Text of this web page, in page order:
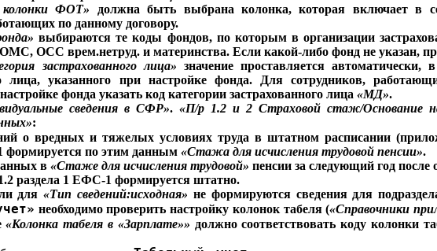
ФОТ» должна быть выбрана колонка, которая включает в
по данному договору.
выбираются те коды фондов, по которым в организации
ОСС врем.нетруд. и материнства. Если какой-либо фонд не указан,
застрахованного лица» значение проставляется автоматически,
лица, указанного при настройке фонда. Для сотрудников,
фонда указать код категории застрахованного лица «МД».
сведения в СФР». «П/р 1.2 и 2 Страховой стаж/Основание
:
о вредных и тяжелых условиях труда в штатном расписании
формируется по этим данным «Стажа для исчисления трудовой пенсии».
в «Стаже для исчисления трудовой» пенсии за следующий год после
раздела 1 ЕФС-1 формируется штатно.
для«Тип сведений:исходная» не формируются сведения для
необходимо проверить настройку колонок табеля («Справочники
«Колонка табеля в «Зарплате»» должно соответствовать коду колонки